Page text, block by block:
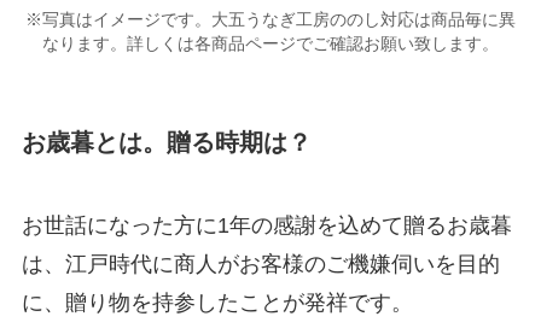
※写真はイメージです。大五うなぎ工房ののし対応は商品毎に異
なります。詳しくは各商品ページでご確認お願い致します。
お歳暮とは。贈る時期は？
お世話になった方に1年の感謝を込めて贈るお歳暮
は、江戸時代に商人がお客様のご機嫌伺いを目的
に、贈り物を持参したことが発祥です。